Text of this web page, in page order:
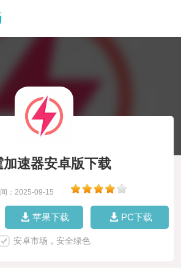
加速器安卓版下载
：2025-09-15
苹果下载 PC下载
安卓市场，安全绿色